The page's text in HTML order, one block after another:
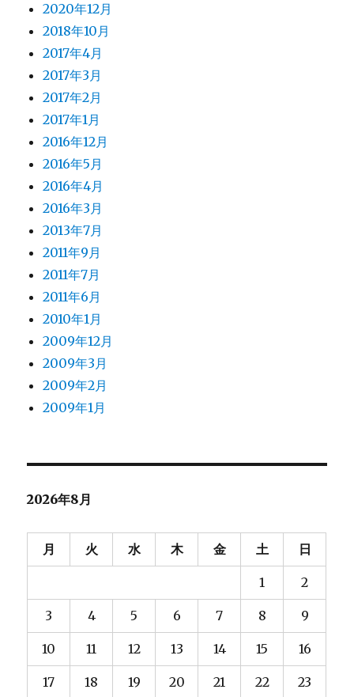
2020年12月
2018年10月
2017年4月
2017年3月
2017年2月
2017年1月
2016年12月
2016年5月
2016年4月
2016年3月
2013年7月
2011年9月
2011年7月
2011年6月
2010年1月
2009年12月
2009年3月
2009年2月
2009年1月
2026年8月
月 火 水 木 金 土 日
1 2
3 4 5 6 7 8 9
10 11 12 13 14 15 16
17 18 19 20 21 22 23